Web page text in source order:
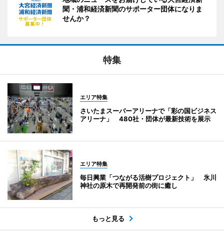
聞・浦和経済新聞のサポーター団体になりま
せんか？
特集
エリア特集
さいたまスーパーアリーナで「彩の国ビジネス
アリーナ」 480社・団体が最新技術を展示
エリア特集
毎日興業「つながる活樹プロジェクト」 氷川
神社の原木で再開発前の街に癒し
もっと見る